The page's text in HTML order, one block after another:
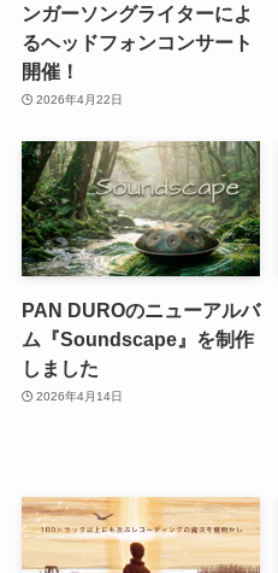
ンガーソングライターによ
るヘッドフォンコンサート
開催！
2026年4月22日
PAN DUROのニューアルバ
ム『Soundscape』を制作
しました
2026年4月14日